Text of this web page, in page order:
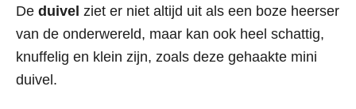
De duivel ziet er niet altijd uit als een boze heerser
van de onderwereld, maar kan ook heel schattig,
knuffelig en klein zijn, zoals deze gehaakte mini
duivel.